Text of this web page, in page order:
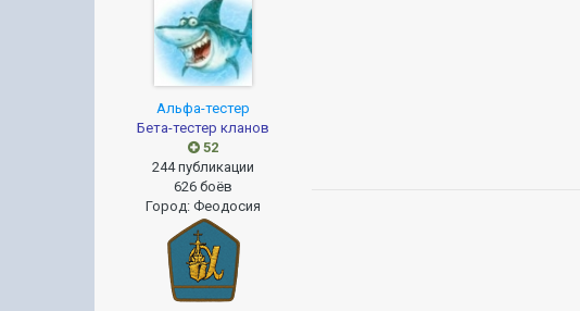
Альфа-тестер
Бета-тестер кланов
52
244 публикации
626 боёв
Город:Феодосия